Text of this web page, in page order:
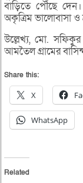
বাড়িতে পৌঁছে
অকৃত্রিম ভালোবাসা ও
উল্লেখ্য, মো.
আমতৈল গ্রামের
Share this:
X
WhatsApp
Related